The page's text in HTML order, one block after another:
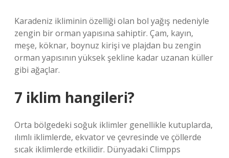
Karadeniz ikliminin özelliği olan bol yağış nedeniyle
zengin bir orman yapısına sahiptir. Çam, kayın,
meşe, köknar, boynuz kirişi ve plajdan bu zengin
orman yapısının yüksek şekline kadar uzanan küller
gibi ağaçlar.
7 iklim hangileri?
Orta bölgedeki soğuk iklimler genellikle kutuplarda,
ılımlı iklimlerde, ekvator ve çevresinde ve çöllerde
sıcak iklimlerde etkilidir. Dünyadaki Climpps